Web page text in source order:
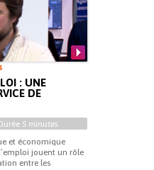
: UNE
DE
5 minutes
et économique
jouent un rôle
entre les